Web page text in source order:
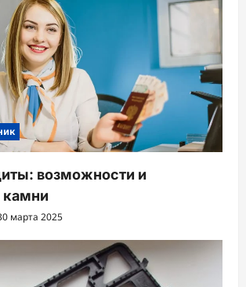
возможности и
марта 2025